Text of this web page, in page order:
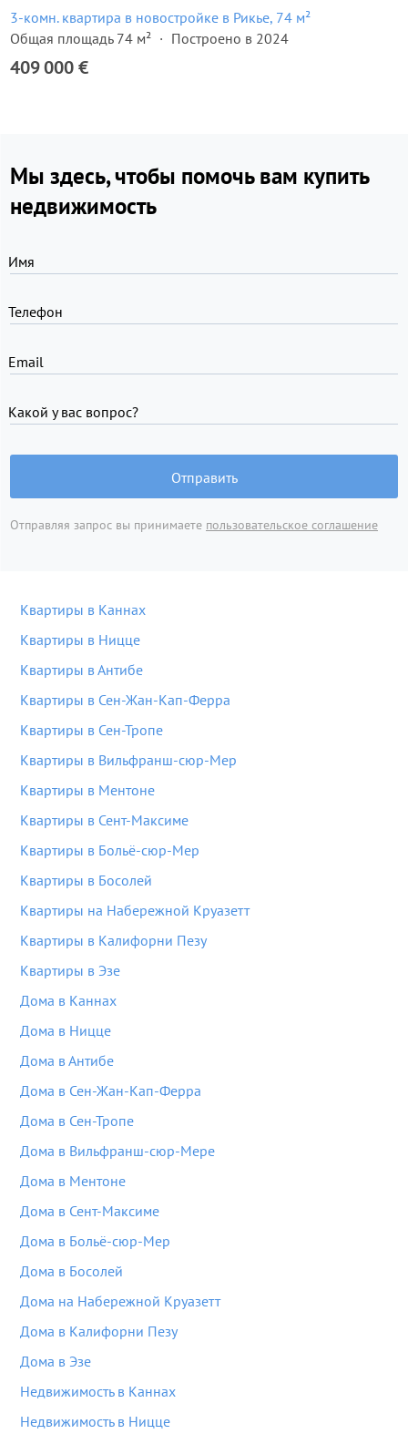
3-комн. квартира в новостройке в Рикье, 74 м²
Общая площадь 74 м²
Построено в 2024
409 000 €
Мы здесь, чтобы помочь вам купить
недвижимость
Имя
Телефон
Email
Какой у вас вопрос?
Отправить
Отправляя запрос вы принимаете пользовательское соглашение
Квартиры в Каннах
Квартиры в Ницце
Квартиры в Антибе
Квартиры в Сен-Жан-Кап-Ферра
Квартиры в Сен-Тропе
Квартиры в Вильфранш-сюр-Мер
Квартиры в Ментоне
Квартиры в Сент-Максиме
Квартиры в Больё-сюр-Мер
Квартиры в Босолей
Квартиры на Набережной Круазетт
Квартиры в Калифорни Пезу
Квартиры в Эзе
Дома в Каннах
Дома в Ницце
Дома в Антибе
Дома в Сен-Жан-Кап-Ферра
Дома в Сен-Тропе
Дома в Вильфранш-сюр-Мере
Дома в Ментоне
Дома в Сент-Максиме
Дома в Больё-сюр-Мер
Дома в Босолей
Дома на Набережной Круазетт
Дома в Калифорни Пезу
Дома в Эзе
Недвижимость в Каннах
Недвижимость в Ницце